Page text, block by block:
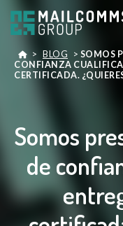
> BLOG > SOMOS
CONFIANZA
CERTIFICADA.
Somos
de